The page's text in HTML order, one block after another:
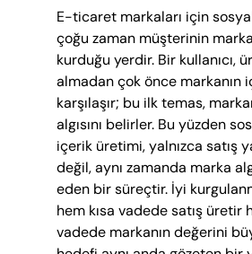
E-ticaret markaları için
çoğu zaman müşterinin
kurduğu yerdir. Bir kullanıcı,
almadan çok önce markanın
karşılaşır; bu ilk temas,
algısını belirler. Bu yüzden
içerik üretimi, yalnızca satış
değil, aynı zamanda marka
eden bir süreçtir. İyi
hem kısa vadede satış üretir
vadede markanın değerini